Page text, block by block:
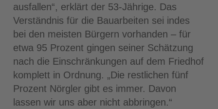
ausfallen“, erklärt der 53-Jährige. Das
Verständnis für die Bauarbeiten sei indes
bei den meisten Bürgern vorhanden – für
etwa 95 Prozent gingen seiner Schätzung
nach die Einschränkungen auf dem Friedhof
komplett in Ordnung. „Die restlichen fünf
Prozent Nörgler gibt es immer. Davon
lassen wir uns aber nicht abbringen.“